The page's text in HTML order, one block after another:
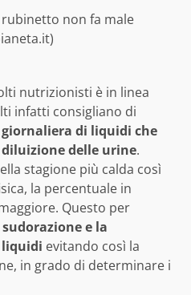
rubinetto non fa male
nutrizionisti è in linea
infatti consigliano di
di liquidi che
delle urine.
stagione più calda così
la percentuale in
Questo per
sudorazione e la
liquidi evitando così la
in grado di determinare i